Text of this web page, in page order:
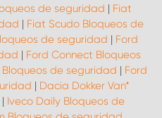
de seguridad | Fiat
| Fiat Scudo Bloqueos de
de seguridad | Ford
| Ford Connect Bloqueos
de seguridad | Ford
| Dacia Dokker Van*
| Iveco Daily Bloqueos de